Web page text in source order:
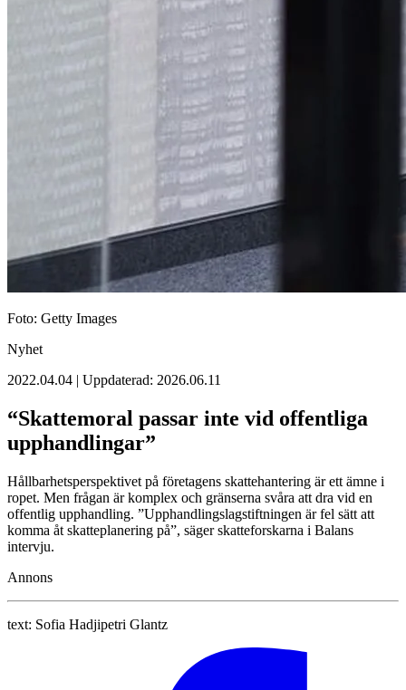
Foto: Getty Images
Nyhet
2022.04.04 | Uppdaterad: 2026.06.11
“Skattemoral passar inte vid offentliga
upphandlingar”
Hållbarhetsperspektivet på företagens skattehantering är ett ämne i
ropet. Men frågan är komplex och gränserna svåra att dra vid en
offentlig upphandling. ”Upphandlingslagstiftningen är fel sätt att
komma åt skatteplanering på”, säger skatteforskarna i Balans
intervju.
Annons
text: Sofia Hadjipetri Glantz